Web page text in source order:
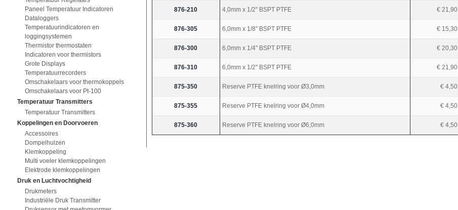
Paneel Temperatuur Indicatoren
Dataloggers
Temperatuurindicatoren en
loggingsystemen
Thermistor thermostaten
Indicatoren voor thermistors
Grote Displays
Temperatuurrecorders
Omschakelaars voor thermokoppels
Omschakelaars voor Pt-100
Temperatuur Transmitters
Temperatuur Transmitters
Koppelingen en Doorvoeren
Accessoires
Dompelhulzen
Klemkoppeling
Multi voeler klemkoppelingen
Elektrode klemkoppelingen
Druk en Luchtvochtigheid
Drukmeters
Industriële Druk Transmitter
876-210 4,0mm x 1/2" BSPT PTFE € 21,90
876-305 6,0mm x 1/8" BSPT PTFE € 15,30
876-300 6,0mm x 1/4" BSPT PTFE € 20,30
876-310 6,0mm x 1/2" BSPT PTFE € 21,90
875-350 Reserve PTFE knelring voor Ø3,0mm € 4,50
875-355 Reserve PTFE knelring voor Ø4,0mm € 4,50
875-360 Reserve PTFE knelring voor Ø6,0mm € 4,50